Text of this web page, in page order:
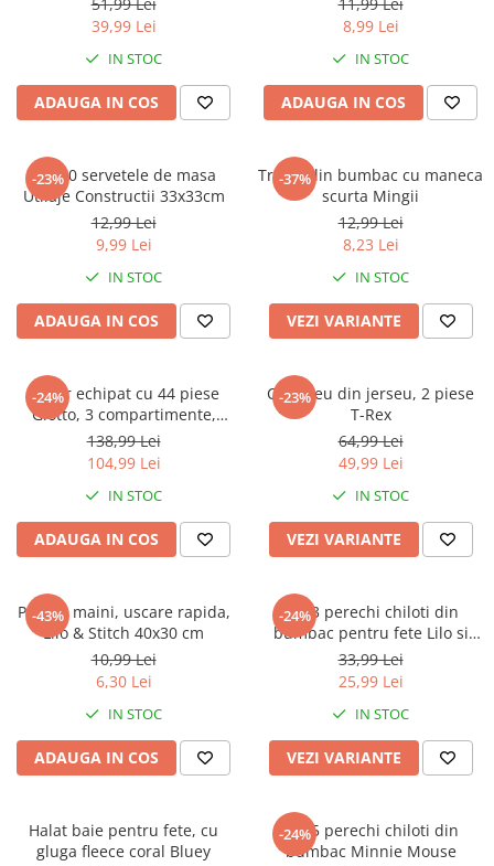
Cry Babies
Wonder Woman
The Grinch
FLAMINGO
Incaltaminte fete
Ghete si cizme fete
Pantofi fete
Pantofi sport fete
Sandale fete
39,99 Lei
IN STOC
ADAUGA IN COS
8,99 Lei
IN STOC
ADAUGA IN COS
-23%
Set 20 servetele de masa
Utilaje Constructii 33x33cm
12,99 Lei
9,99 Lei
IN STOC
ADAUGA IN COS
-37%
Tricou din bumbac cu maneca
scurta Mingii
12,99 Lei
8,23 Lei
IN STOC
VEZI VARIANTE
-24%
Penar echipat cu 44 piese
Giotto, 3 compartimente,
Hello Kitty
138,99 Lei
104,99 Lei
IN STOC
ADAUGA IN COS
-23%
Compleu din jerseu, 2 piese
T-Rex
64,99 Lei
49,99 Lei
IN STOC
VEZI VARIANTE
-43%
Prosop maini, uscare rapida,
Lilo & Stitch 40x30 cm
10,99 Lei
6,30 Lei
IN STOC
ADAUGA IN COS
-24%
Set 3 perechi chiloti din
bumbac pentru fete Lilo si
Stitch
33,99 Lei
25,99 Lei
IN STOC
VEZI VARIANTE
Halat baie pentru fete, cu
gluga fleece coral Bluey
-24%
Set 5 perechi chiloti din
bumbac Minnie Mouse